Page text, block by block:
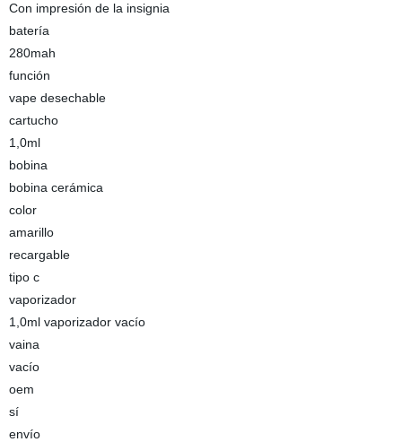
Con impresión de la insignia
batería
280mah
función
vape desechable
cartucho
1,0ml
bobina
bobina cerámica
color
amarillo
recargable
tipo c
vaporizador
1,0ml vaporizador vacío
vaina
vacío
oem
sí
envío